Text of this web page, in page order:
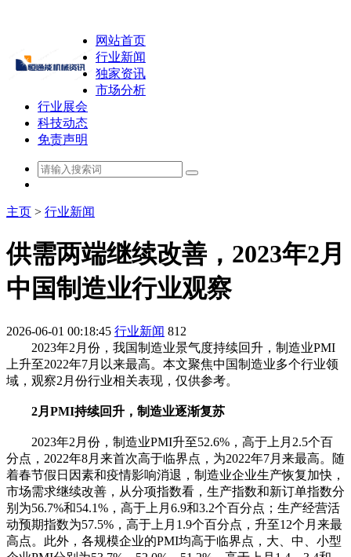
网站首页
行业新闻
独家资讯
市场分析
行业展会
科技动态
免责声明
主页 > 行业新闻
供需两端继续改善，2023年2月
中国制造业行业观察
2026-06-01 00:18:45 行业新闻 812
2023年2月份，我国制造业景气度持续回升，制造业PMI
上升至2022年7月以来最高。本文聚焦中国制造业多个行业领
域，观察2月份行业相关表现，仅供参考。
2月PMI持续回升，制造业逐渐复苏
2023年2月份，制造业PMI升至52.6%，高于上月2.5个百
分点，2022年8月来首次高于临界点，为2022年7月来最高。随
着春节假日因素和疫情影响消退，制造业企业生产恢复加快，
市场需求继续改善，从分项指数看，生产指数和新订单指数分
别为56.7%和54.1%，高于上月6.9和3.2个百分点；生产经营活
动预期指数为57.5%，高于上月1.9个百分点，升至12个月来最
高点。此外，各规模企业的PMI均高于临界点，大、中、小型